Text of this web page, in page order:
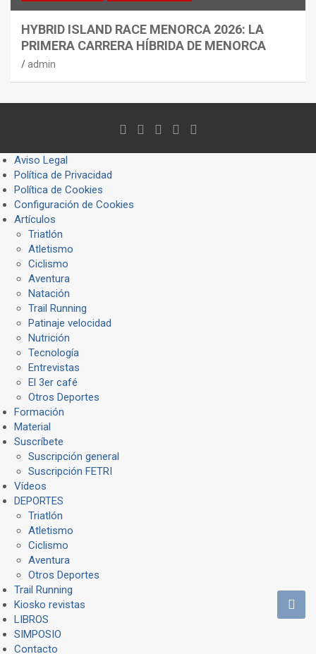
HYBRID ISLAND RACE MENORCA 2026: LA
PRIMERA CARRERA HÍBRIDA DE MENORCA
admin
Aviso Legal
Política de Privacidad
Política de Cookies
Configuración de Cookies
Artículos
Triatlón
Atletismo
Ciclismo
Aventura
Natación
Trail Running
Patinaje velocidad
Nutrición
Tecnología
Entrevistas
El 3er café
Otros Deportes
Formación
Material
Suscríbete
Suscripción general
Suscripción FETRI
Vídeos
DEPORTES
Triatlón
Atletismo
Ciclismo
Aventura
Otros Deportes
Trail Running
Kiosko revistas
LIBROS
SIMPOSIO
Contacto